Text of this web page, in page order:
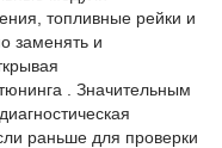
топливные рейки и
заменять и
. Значительным
раньше для проверки